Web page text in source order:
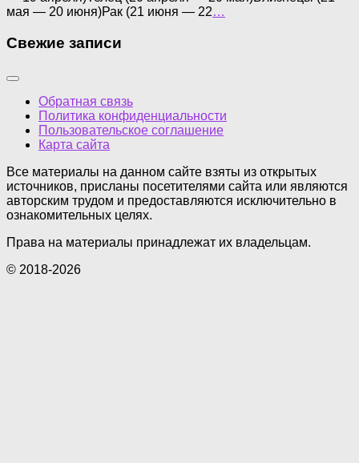
мая — 20 июня)Рак (21 июня — 22…
Свежие записи
Обратная связь
Политика конфиденциальности
Пользовательское соглашение
Карта сайта
Все материалы на данном сайте взяты из открытых
источников, присланы посетителями сайта или являются
авторским трудом и предоставляются исключительно в
ознакомительных целях.
Права на материалы принадлежат их владельцам.
© 2018-2026